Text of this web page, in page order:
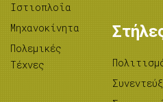
Ιστιοπλοΐα
Μηχανοκίνητα
Πολεμικές
Τέχνες